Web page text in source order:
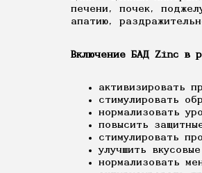
печени, почек,
апатию,
Включение БАД Zinc в
активизировать
стимулировать
нормализовать
повысить
стимулировать
улучшить
нормализовать